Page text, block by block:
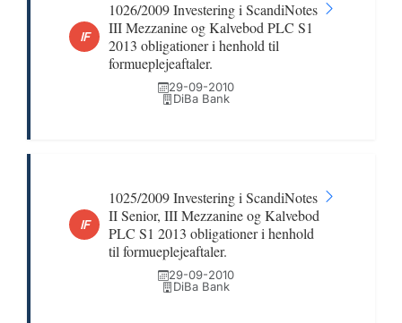
IF
1026/2009 Investering i ScandiNotes
III Mezzanine og Kalvebod PLC S1
2013 obligationer i henhold til
formueplejeaftaler.
29-09-2010
DiBa Bank
IF
1025/2009 Investering i ScandiNotes
II Senior, III Mezzanine og Kalvebod
PLC S1 2013 obligationer i henhold
til formueplejeaftaler.
29-09-2010
DiBa Bank